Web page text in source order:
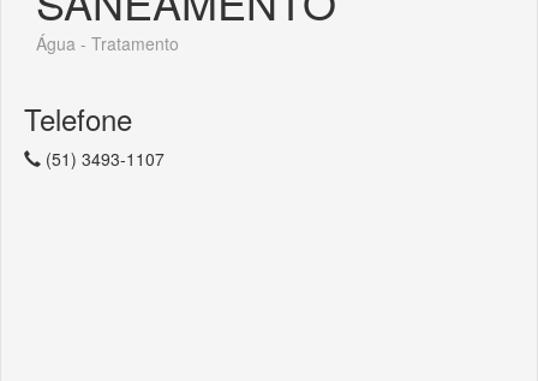
Água - Tratamento
Telefone
(51) 3493-1107